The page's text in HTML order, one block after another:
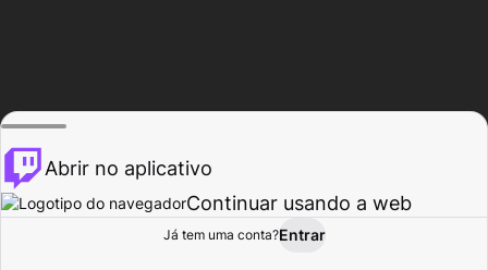
Procurar Atividade
Abrir no aplicativo
Continuar usando a web
Já tem uma conta?Entrar